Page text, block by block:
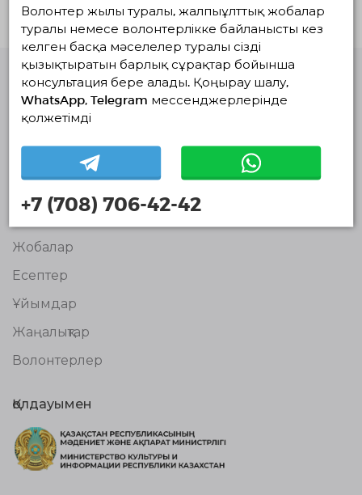
Волонтерлердің
бірыңғай
платформасы
Навигация
Біз туралы
Жобалар
Есептер
Ұйымдар
Жаңалықтар
Волонтерлер
Қолдауымен
Волонтер жылы туралы, жалпыұлттық жобалар
туралы немесе волонтерлікке байланысты кез
келген басқа мәселелер туралы сізді
қызықтыратын барлық сұрақтар бойынша
консультация бере алады. Қоңырау шалу,
WhatsApp, Telegram мессенджерлерінде
қолжетімді
+7 (708) 706-42-42